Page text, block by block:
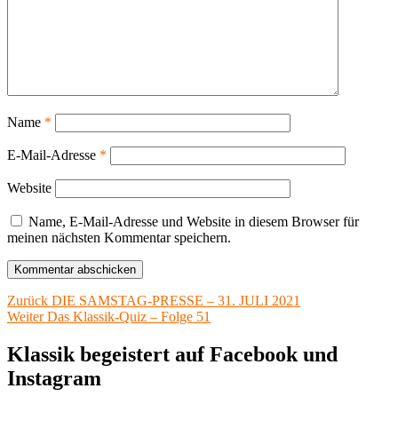
Name *
E-Mail-Adresse *
Website
Name, E-Mail-Adresse und Website in diesem Browser für
meinen nächsten Kommentar speichern.
Beitragsnavigation
Zurück Vorheriger
Beitrag:
DIE SAMSTAG-PRESSE – 31. JULI 2021
Weiter Nächster
Das Klassik-Quiz – Folge 51
Klassik begeistert auf Facebook und
Instagram